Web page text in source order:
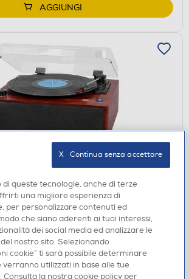
AGGIUNGI
disponibile
in 30' gratuito:verifica
AGGIUNGI
di queste tecnologie, anche di terze
una migliore esperienza di
per personalizzare contenuti ed
che siano aderenti ai tuoi interessi,
dei social media ed analizzare le
nostro sito. Selezionando
cookie” ti sarà possibile determinare
verranno utilizzati in base alle tue
Consulta la nostra cookie policy per
X   Continua senza accettare